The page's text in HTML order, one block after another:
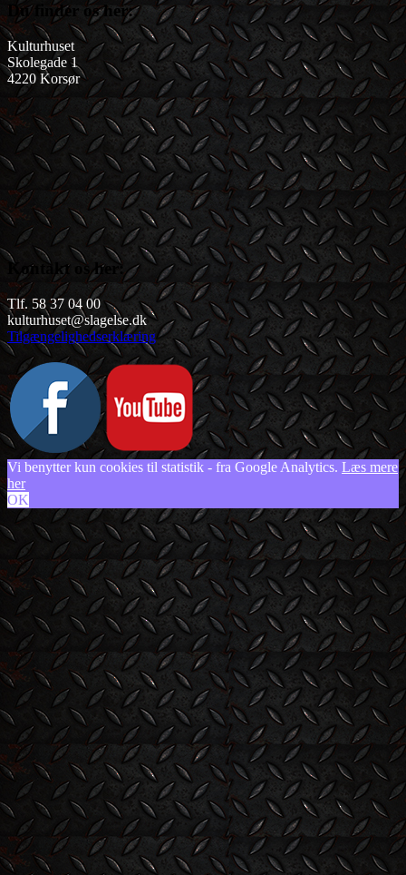
Du finder os her:
Kulturhuset
Skolegade 1
4220 Korsør
Kontakt os her:
Tlf. 58 37 04 00
kulturhuset@slagelse.dk
Tilgængelighedserklæring
Vi benytter kun cookies til statistik - fra Google Analytics. Læs mere
her
OK